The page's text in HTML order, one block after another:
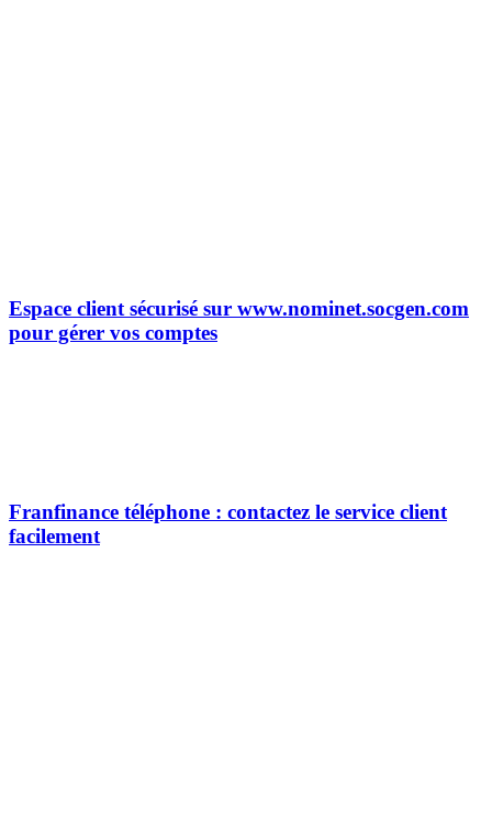
Espace client sécurisé sur www.nominet.socgen.com
pour gérer vos comptes
Franfinance téléphone : contactez le service client
facilement